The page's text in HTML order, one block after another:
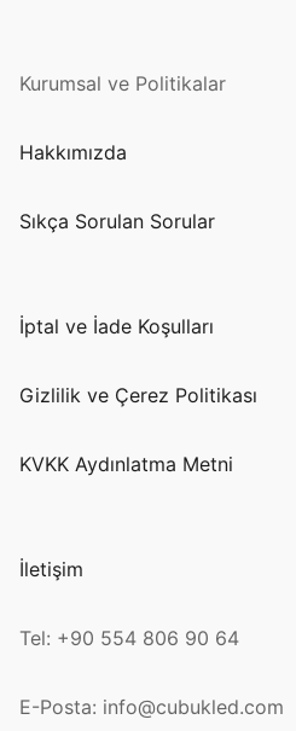
Kurumsal ve Politikalar
Hakkımızda
Sıkça Sorulan Sorular
İptal ve İade Koşulları
Gizlilik ve Çerez Politikası
KVKK Aydınlatma Metni
İletişim
Tel: +90 554 806 90 64
E-Posta: info@cubukled.com